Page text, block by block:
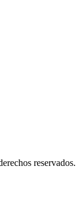
reservados.